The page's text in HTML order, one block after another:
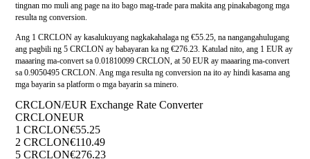
tingnan mo muli ang page na ito bago mag-trade para makita ang pinakabagong mga
resulta ng conversion.
Ang 1 CRCLON ay kasalukuyang nagkakahalaga ng €55.25, na nangangahulugang
ang pagbili ng 5 CRCLON ay babayaran ka ng €276.23. Katulad nito, ang 1 EUR ay
maaaring ma-convert sa 0.01810099 CRCLON, at 50 EUR ay maaaring ma-convert
sa 0.9050495 CRCLON. Ang mga resulta ng conversion na ito ay hindi kasama ang
mga bayarin sa platform o mga bayarin sa minero.
CRCLON/EUR Exchange Rate Converter
CRCLONEUR
1 CRCLON€55.25
2 CRCLON€110.49
5 CRCLON€276.23